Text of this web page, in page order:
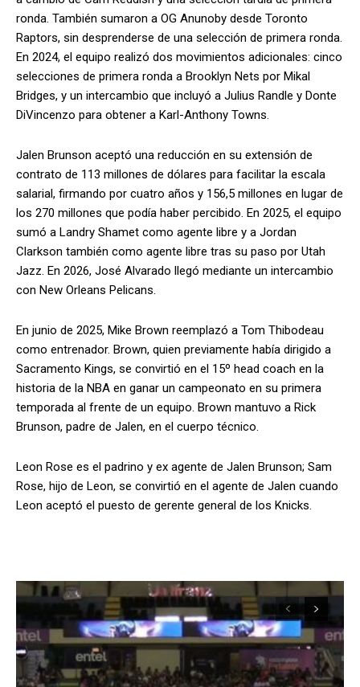
ronda. También sumaron a OG Anunoby desde Toronto
Raptors, sin desprenderse de una selección de primera ronda.
En 2024, el equipo realizó dos movimientos adicionales: cinco
selecciones de primera ronda a Brooklyn Nets por Mikal
Bridges, y un intercambio que incluyó a Julius Randle y Donte
DiVincenzo para obtener a Karl-Anthony Towns.
Jalen Brunson aceptó una reducción en su extensión de
contrato de 113 millones de dólares para facilitar la escala
salarial, firmando por cuatro años y 156,5 millones en lugar de
los 270 millones que podía haber percibido. En 2025, el equipo
sumó a Landry Shamet como agente libre y a Jordan
Clarkson también como agente libre tras su paso por Utah
Jazz. En 2026, José Alvarado llegó mediante un intercambio
con New Orleans Pelicans.
En junio de 2025, Mike Brown reemplazó a Tom Thibodeau
como entrenador. Brown, quien previamente había dirigido a
Sacramento Kings, se convirtió en el 15º head coach en la
historia de la NBA en ganar un campeonato en su primera
temporada al frente de un equipo. Brown mantuvo a Rick
Brunson, padre de Jalen, en el cuerpo técnico.
Leon Rose es el padrino y ex agente de Jalen Brunson; Sam
Rose, hijo de Leon, se convirtió en el agente de Jalen cuando
Leon aceptó el puesto de gerente general de los Knicks.